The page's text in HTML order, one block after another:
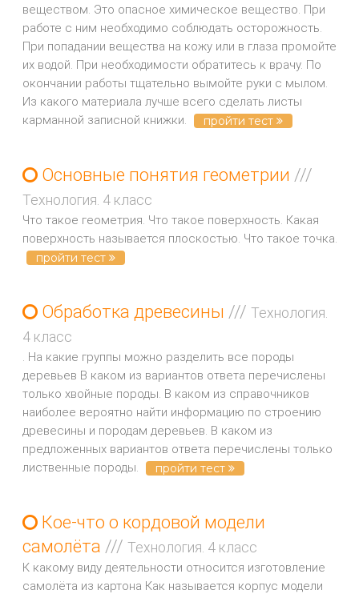
веществом. Это опасное химическое вещество. При
работе с ним необходимо соблюдать осторожность.
При попадании вещества на кожу или в глаза промойте
их водой. При необходимости обратитесь к врачу. По
окончании работы тщательно вымойте руки с мылом.
Из какого материала лучше всего сделать листы
карманной записной книжки.
пройти тест
Основные понятия геометрии ///
Технология. 4 класс
Что такое геометрия. Что такое поверхность. Какая
поверхность называется плоскостью. Что такое точка.
пройти тест
Обработка древесины /// Технология.
4 класс
. На какие группы можно разделить все породы
деревьев В каком из вариантов ответа перечислены
только хвойные породы. В каком из справочников
наиболее вероятно найти информацию по строению
древесины и породам деревьев. В каком из
предложенных вариантов ответа перечислены только
лиственные породы.
пройти тест
Кое-что о кордовой модели
самолёта /// Технология. 4 класс
К какому виду деятельности относится изготовление
самолёта из картона Как называется корпус модели